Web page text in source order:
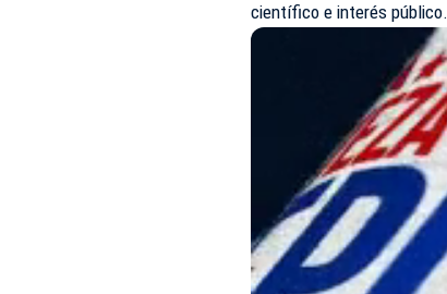
científico e interés público.